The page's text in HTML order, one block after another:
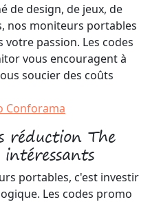
de design, de jeux, de
nos moniteurs portables
passion. Les codes
vous encouragent à
soucier des coûts
Conforama
réduction The
portables, c'est investir
Les codes promo